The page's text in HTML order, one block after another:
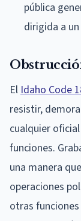
pública
dirigida a
ElIdaho Code
resistir,
cualquier
funciones.
una manera
operaciones
otras